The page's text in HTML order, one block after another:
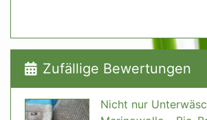
Zufällige Bewertungen
Nicht nur